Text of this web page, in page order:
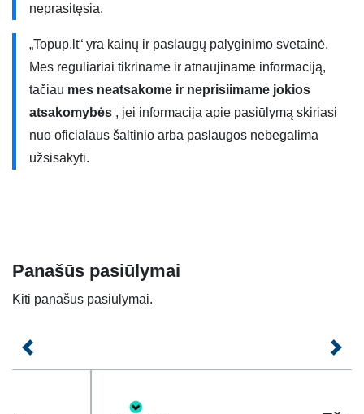
tarptinklinio ryšio (angl. roaming) paslauga, bet galioja
papildomi apribojimai. Daugiau informacijos rasite
„Mėnuo 7GB” naudoja 4G/4G+ ryšį. 4G ryšys net 10 kartų
spartesnis nei 3G ryšys ir galite greičiau naudotis internetu
savo įrenginyje. Interneto greičiai yra teoriniai ir priklauso
nuo daugelio faktorių. Jums reikia turėti 4G suderinamą
Jei nori atsisakyti automatinio plano pratęsimo, tiesiog
numeriu 1550 (nemokamai) arba prisijunk
galiojimo pabaigos. Vienu metu gali turėti vieną savaitinį
Keliaujant ne ES / EEE šalyse duomenis skaičiuosime
neprasitęsia.
„Topup.lt“ yra kainų ir paslaugų palyginimo svetainė.
Mes reguliariai tikriname ir atnaujiname informaciją,
tačiau mes neatsakome ir neprisiimame jokios
atsakomybės , jei informacija apie pasiūlymą skiriasi
nuo oficialaus šaltinio arba paslaugos nebegalima
užsisakyti.
Panašūs pasiūlymai
Kiti panašus pasiūlymai.
Ankstesnis Kitas